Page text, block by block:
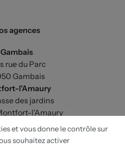
agences
Gambais
rue du Parc
Gambais
l'Amaury
des jardins
l'Amaury
Paris
du Maine